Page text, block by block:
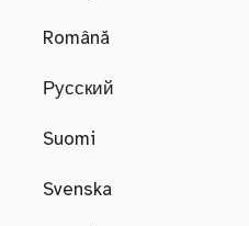
Română
Русский
Suomi
Svenska